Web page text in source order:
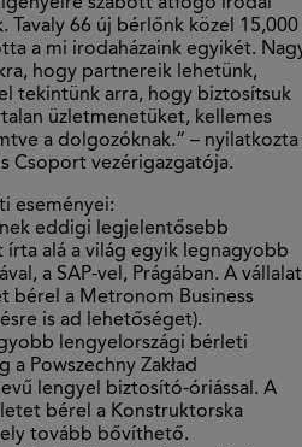
igényeire szabott átfogó irodai
Tavaly 66 új bérlőnk közel 15,000
a mi irodaházaink egyikét.
hogy partnereik lehetünk,
tekintünk arra, hogy biztosítsuk
üzletmenetüket, kellemes
a dolgozóknak.“ – nyilatkozta
Csoport vezérigazgatója.
eseményei:
eddigi legjelentősebb
alá a világ egyik legnagyobb
a SAP-vel, Prágában. A vállalat
bérel a Metronom Business
is ad lehetőséget).
lengyelországi bérleti
Powszechny Zakład
lengyel biztosító-óriással. A
bérel a Konstruktorska
tovább bővíthető.